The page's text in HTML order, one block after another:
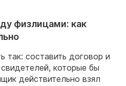
физлицами: как
так: составить договор и
которые бы
действительно взял